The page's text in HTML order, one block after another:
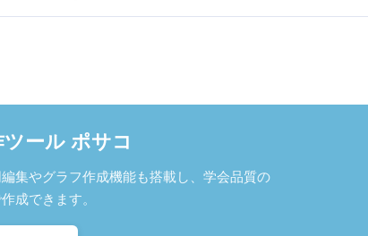
ール ポサコ
集やグラフ作成機能も搭載し、学会品質の
成できます。